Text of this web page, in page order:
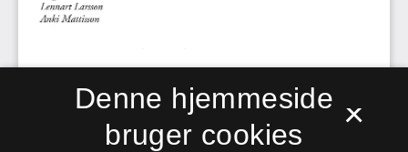
×
Denne hjemmeside
bruger cookies